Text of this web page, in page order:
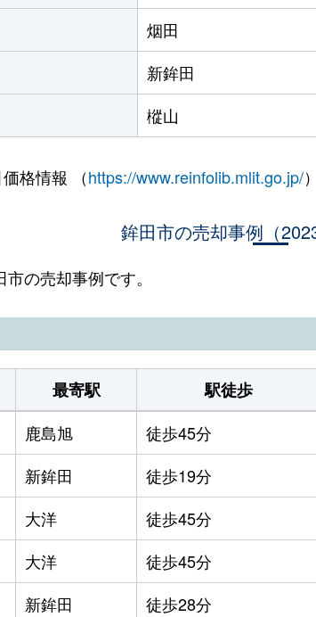
烟田
新鉾田
樅山
格情報 （https://www.reinfolib.mlit.go.jp/
鉾田市の売却事例（
の売却事例です。
最寄駅 駅徒歩
鹿島旭 徒歩45分
新鉾田 徒歩19分
大洋 徒歩45分
大洋 徒歩45分
新鉾田 徒歩28分